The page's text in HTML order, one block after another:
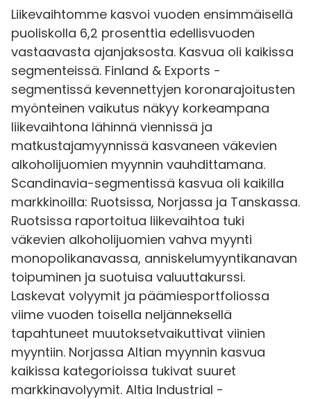
Liikevaihtomme kasvoi vuoden ensimmäisellä
puoliskolla 6,2 prosenttia edellisvuoden
vastaavasta ajanjaksosta. Kasvua oli kaikissa
segmenteissä. Finland & Exports -
segmentissä kevennettyjen koronarajoitusten
myönteinen vaikutus näkyy korkeampana
liikevaihtona lähinnä viennissä ja
matkustajamyynnissä kasvaneen väkevien
alkoholijuomien myynnin vauhdittamana.
Scandinavia-segmentissä kasvua oli kaikilla
markkinoilla: Ruotsissa, Norjassa ja Tanskassa.
Ruotsissa raportoitua liikevaihtoa tuki
väkevien alkoholijuomien vahva myynti
monopolikanavassa, anniskelumyyntikanavan
toipuminen ja suotuisa valuuttakurssi.
Laskevat volyymit ja päämiesportfoliossa
viime vuoden toisella neljänneksellä
tapahtuneet muutoksetvaikuttivat viinien
myyntiin. Norjassa Altian myynnin kasvua
kaikissa kategorioissa tukivat suuret
markkinavolyymit. Altia Industrial -